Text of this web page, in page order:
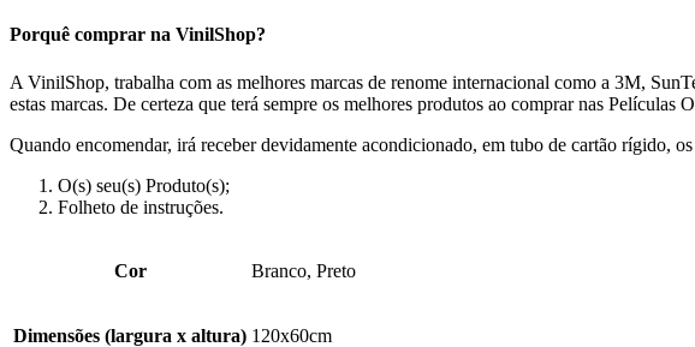
Porquê comprar na VinilShop?
A VinilShop, trabalha com as melhores marcas de renome internacional como a 3M,
estas marcas. De certeza que terá sempre os melhores produtos ao comprar nas Películas
Quando encomendar, irá receber devidamente acondicionado, em tubo de cartão rígido, os
O(s) seu(s) Produto(s);
Folheto de instruções.
Cor Branco, Preto
Dimensões (largura x altura) 120x60cm